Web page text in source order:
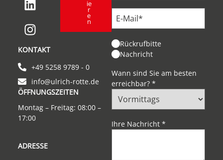
ie
r
e
n
ADRESSE
KONTAKT
+49 5258 9789 - 0
info@ulrich-rotte.de
ÖFFNUNGSZEITEN
Montag – Freitag: 08:00 –
17:00
Rückrufbitte
Nachricht
Wann sind Sie am besten
erreichbar? *
Ihre Nachricht *